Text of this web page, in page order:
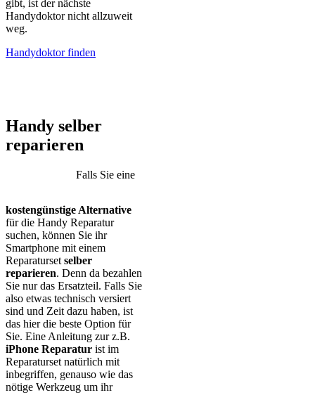
gibt, ist der nächste
Handydoktor nicht allzuweit
weg.
Handydoktor finden
Handy selber
reparieren
Falls Sie eine
kostengünstige Alternative
für die Handy Reparatur
suchen, können Sie ihr
Smartphone mit einem
Reparaturset selber
reparieren. Denn da bezahlen
Sie nur das Ersatzteil. Falls Sie
also etwas technisch versiert
sind und Zeit dazu haben, ist
das hier die beste Option für
Sie. Eine Anleitung zur z.B.
iPhone Reparatur ist im
Reparaturset natürlich mit
inbegriffen, genauso wie das
nötige Werkzeug um ihr